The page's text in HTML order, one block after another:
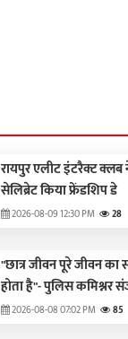
रायपुर एलीट इंटरैक्ट
सेलिब्रेट किया फ्रेंडशिप डे
2026-08-09 12:30 PM 28
"छात्र जीवन पूरे जीवन
होता है"- पुलिस कमिश्नर
2026-08-08 07:02 PM 85